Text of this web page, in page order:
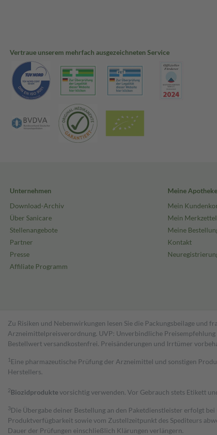
Vertraue unserem mehrfach ausgezeichneten Service
Unternehmen
Download-Archiv
Über Sanicare
Stellenangebote
Partner
Presse
Affiliate Programm
Meine Apotheke
Mein
Mein Merkzettel
Meine
Kontakt
Zu Risiken und Nebenwirkungen lesen Sie die Packungsbeilage
Arzneimittelpreisverordnung. UVP: Unverbindliche Preisempfehlung
Bestell­wert versand­kosten­frei. Preisänderungen und Irrtümer
1 Eine pharmazeutische Prüfung der Arzneimittel und sonstigen
Herstellers.
2Biozidproduktevorsichtig verwenden. Vor Gebrauch stets Etikett
3Die Übergabe deiner Bestellung an den Paketdienstleister erfolgt
Produktverfügbarkeit sowie vom Zustellzeitpunkt des Spediteurs
Dauer der Prüfungen einschließlich Klärungen verlängern.